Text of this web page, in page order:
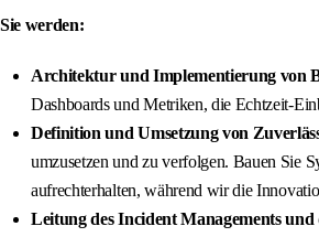
Sie werden:
Architektur und Implementierung von
Dashboards und Metriken, die Echtzeit-
Definition und Umsetzung von
umzusetzen und zu verfolgen. Bauen Sie
aufrechterhalten, während wir die
Leitung des Incident Managements